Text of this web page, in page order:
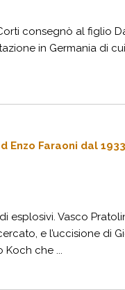
consegnò al figlio
in Germania di
Enzo Faraoni dal
esplosivi. Vasco
e l’uccisione di
Koch che ...